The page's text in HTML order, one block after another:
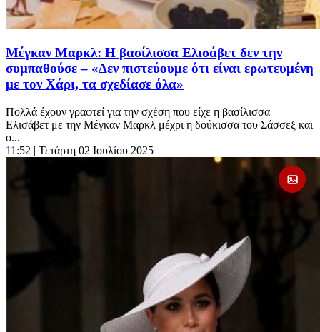
Μέγκαν Μαρκλ: Η βασίλισσα Ελισάβετ δεν την
συμπαθούσε – «Δεν πιστεύουμε ότι είναι ερωτευμένη
με τον Χάρι, τα σχεδίασε όλα»
Πολλά έχουν γραφτεί για την σχέση που είχε η βασίλισσα
Ελισάβετ με την Μέγκαν Μαρκλ μέχρι η δούκισσα του Σάσσεξ και
ο...
11:52 | Τετάρτη 02 Ιουλίου 2025